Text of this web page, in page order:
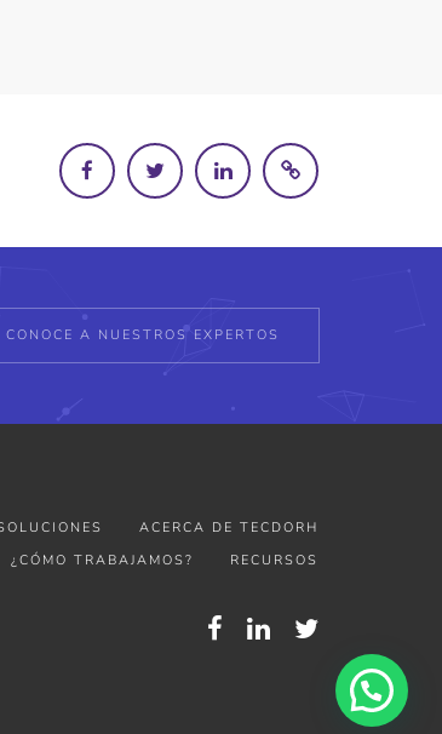
CONOCE A NUESTROS EXPERTOS
ACERCA DE TECDORH
¿CÓMO TRABAJAMOS? RECURSOS